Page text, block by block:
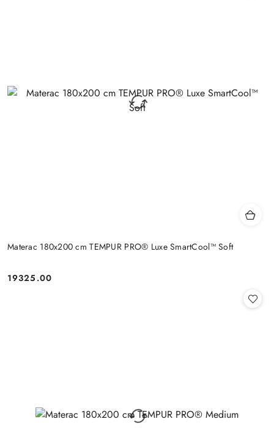
Materac 180x200 cm TEMPUR PRO® Luxe SmartCool™ Soft
Cena:
19325.00